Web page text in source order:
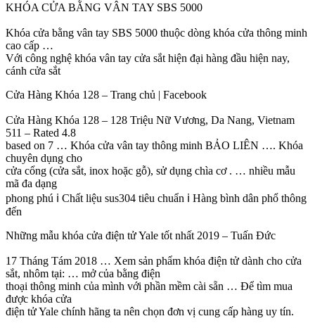
KHÓA CỬA BẰNG VÂN TAY SBS 5000
Khóa cửa bằng vân tay SBS 5000 thuộc dòng khóa cửa thông minh
cao cấp …
Với công nghệ khóa vân tay cửa sắt hiện đại hàng đầu hiện nay,
cánh cửa sắt
Cửa Hàng Khóa 128 – Trang chủ | Facebook
Cửa Hàng Khóa 128 – 128 Triệu Nữ Vương, Da Nang, Vietnam
511 – Rated 4.8
based on 7 … Khóa cửa vân tay thông minh BẢO LIÊN …. Khóa
chuyên dụng cho
cửa cổng (cửa sắt, inox hoặc gỗ), sử dụng chìa cơ . … nhiều mẫu
mã đa dạng
phong phú ℹ️ Chất liệu sus304 tiêu chuẩn ℹ️ Hàng bình dân phổ thông
đến
Những mẫu khóa cửa điện tử Yale tốt nhất 2019 – Tuấn Đức
17 Tháng Tám 2018 … Xem sản phẩm khóa điện tử dành cho cửa
sắt, nhôm tại: … mở của bằng điện
thoại thông minh của mình với phần mềm cài sẵn … Để tìm mua
được khóa cửa
điện tử Yale chính hãng ta nên chọn đơn vị cung cấp hàng uy tín.